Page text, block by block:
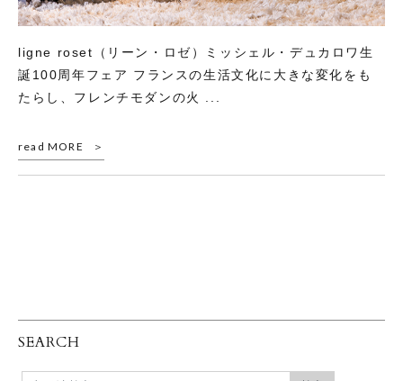
ligne roset（リーン・ロゼ）ミッシェル・デュカロワ生
誕100周年フェア フランスの生活文化に大きな変化をも
たらし、フレンチモダンの火 ...
read MORE
SEARCH